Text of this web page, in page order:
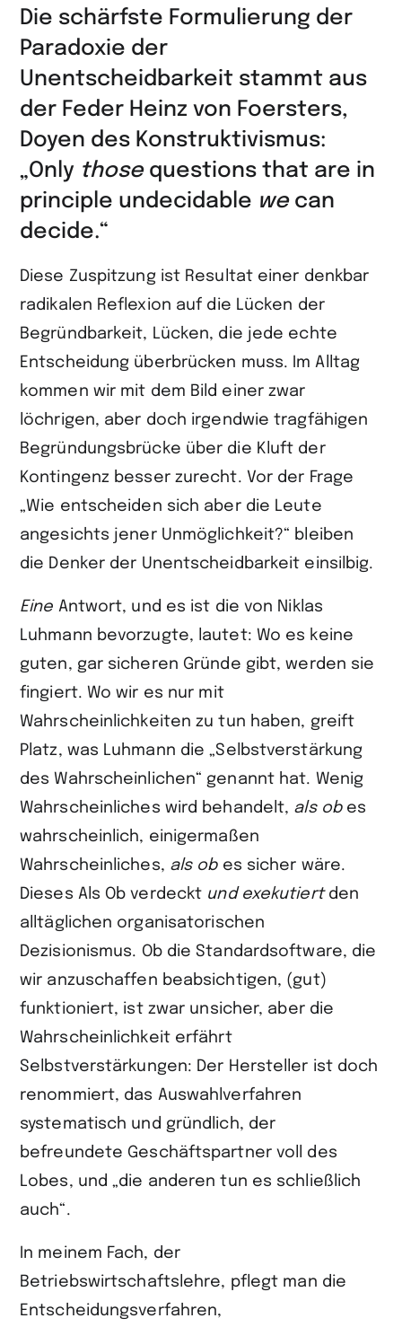
auf
LinkedIn
teilen
Die schärfste Formulierung der
Paradoxie der
Unentscheidbarkeit stammt aus
der Feder Heinz von Foersters,
Doyen des Konstruktivismus:
„Only those questions that are in
principle undecidable we can
decide.“
Diese Zuspitzung ist Resultat einer denkbar
radikalen Reflexion auf die Lücken der
Begründbarkeit, Lücken, die jede echte
Entscheidung überbrücken muss. Im Alltag
kommen wir mit dem Bild einer zwar
löchrigen, aber doch irgendwie tragfähigen
Begründungsbrücke über die Kluft der
Kontingenz besser zurecht. Vor der Frage
„Wie entscheiden sich aber die Leute
angesichts jener Unmöglichkeit?“ bleiben
die Denker der Unentscheidbarkeit einsilbig.
Eine Antwort, und es ist die von Niklas
Luhmann bevorzugte, lautet: Wo es keine
guten, gar sicheren Gründe gibt, werden sie
fingiert. Wo wir es nur mit
Wahrscheinlichkeiten zu tun haben, greift
Platz, was Luhmann die „Selbstverstärkung
des Wahrscheinlichen“ genannt hat. Wenig
Wahrscheinliches wird behandelt, als ob es
wahrscheinlich, einigermaßen
Wahrscheinliches, als ob es sicher wäre.
Dieses Als Ob verdeckt und exekutiertden
alltäglichen organisatorischen
Dezisionismus. Ob die Standardsoftware, die
wir anzuschaffen beabsichtigen, (gut)
funktioniert, ist zwar unsicher, aber die
Wahrscheinlichkeit erfährt
Selbstverstärkungen: Der Hersteller ist doch
renommiert, das Auswahlverfahren
systematisch und gründlich, der
befreundete Geschäftspartner voll des
Lobes, und „die anderen tun es schließlich
auch“.
In meinem Fach, der
Betriebswirtschaftslehre, pflegt man die
Entscheidungsverfahren,